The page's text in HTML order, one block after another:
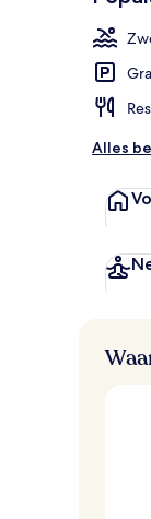
Alles